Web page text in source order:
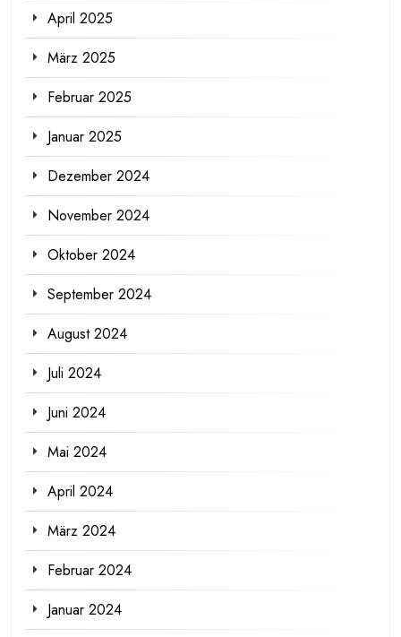
April 2025
März 2025
Februar 2025
Januar 2025
Dezember 2024
November 2024
Oktober 2024
September 2024
August 2024
Juli 2024
Juni 2024
Mai 2024
April 2024
März 2024
Februar 2024
Januar 2024